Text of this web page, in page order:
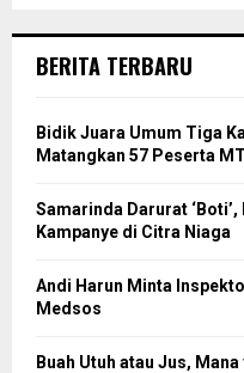
BERITA TERBARU
Bidik Juara Umum Tiga
Matangkan 57 Peserta
Samarinda Darurat
Kampanye di Citra Niaga
Andi Harun Minta
Medsos
Buah Utuh atau Jus,